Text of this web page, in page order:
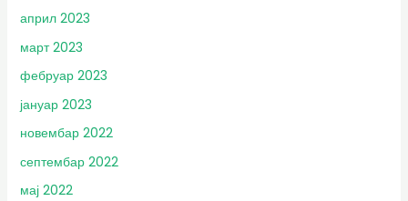
април 2023
март 2023
фебруар 2023
јануар 2023
новембар 2022
септембар 2022
мај 2022